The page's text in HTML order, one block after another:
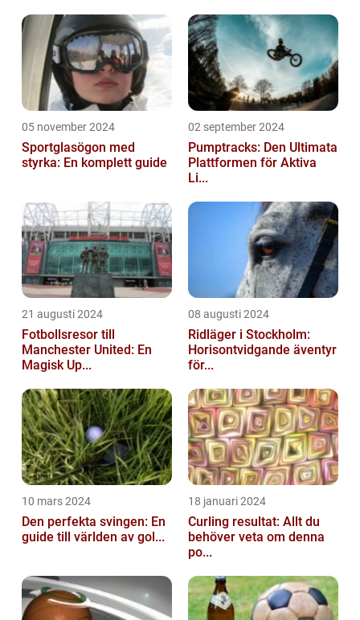
05 november 2024
Sportglasögon med
styrka: En komplett guide
02 september 2024
Pumptracks: Den Ultimata
Plattformen för Aktiva
Li...
21 augusti 2024
Fotbollsresor till
Manchester United: En
Magisk Up...
08 augusti 2024
Ridläger i Stockholm:
Horisontvidgande äventyr
för...
10 mars 2024
Den perfekta svingen: En
guide till världen av gol...
18 januari 2024
Curling resultat: Allt du
behöver veta om denna
po...